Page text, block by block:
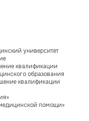
университет
квалификации
образования
квалификации
помощи»